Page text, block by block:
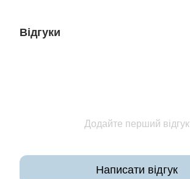
Відгуки
Додайте перший відгук
Написати відгук